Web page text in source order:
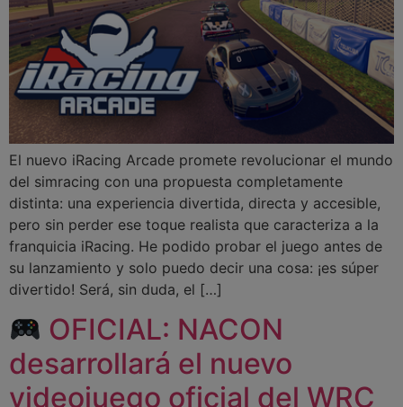
El nuevo iRacing Arcade promete revolucionar el mundo
del simracing con una propuesta completamente
distinta: una experiencia divertida, directa y accesible,
pero sin perder ese toque realista que caracteriza a la
franquicia iRacing. He podido probar el juego antes de
su lanzamiento y solo puedo decir una cosa: ¡es súper
divertido! Será, sin duda, el […]
OFICIAL: NACON
desarrollará el nuevo
videojuego oficial del WRC